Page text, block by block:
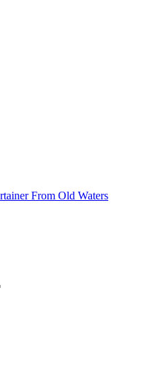
From Old Waters